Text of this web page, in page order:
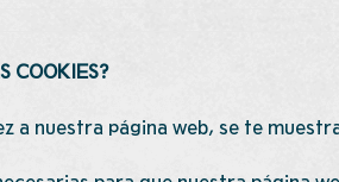
COOKIES?
a nuestra página web, se te